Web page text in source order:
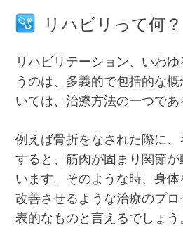
リハビリって何？
リハビリテーション、いわ
うのは、多義的で包括的な
いては、治療方法の一つであ
例えば骨折をなされた際に
すると、筋肉が固まり関節が
います。そのような時、身
改善させるような治療のプ
表的なものと言えるでしょう